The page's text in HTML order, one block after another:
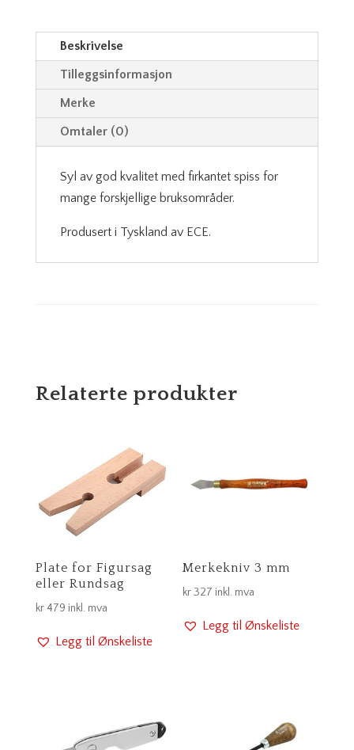
Beskrivelse
Tilleggsinformasjon
Merke
Omtaler (0)
Syl av god kvalitet med firkantet spiss for
mange forskjellige bruksområder.
Produsert i Tyskland av ECE.
Relaterte produkter
Plate for Figursag
eller Rundsag
kr479 inkl. mva
Legg til Ønskeliste
Merkekniv 3 mm
kr327 inkl. mva
Legg til Ønskeliste